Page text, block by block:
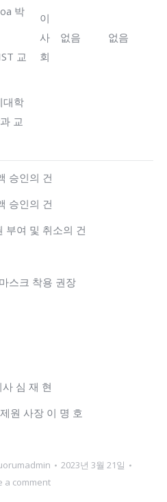
박
교
대학
교
이
사
회
없음 없음
승인의 건
승인의 건
부여 및 취소의 건
스크 착용 권장
심 재 현
원 사장 이 명 호
2023년 3월 21일
a comment